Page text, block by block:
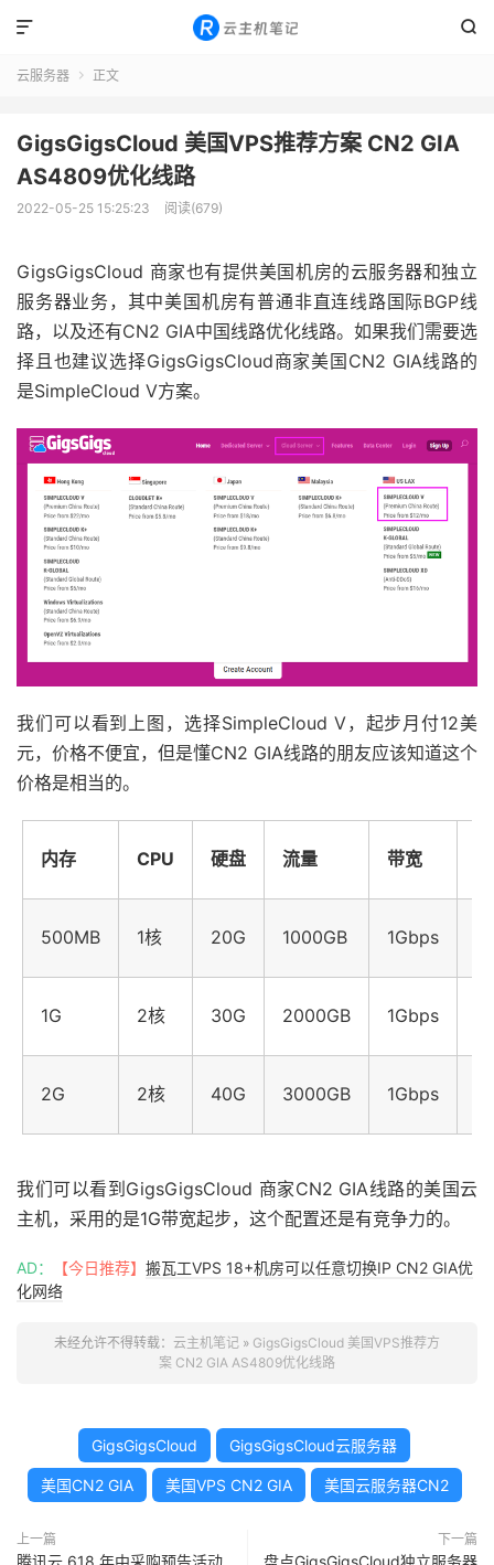


云服务器  正文
GigsGigsCloud 美国VPS推荐方案 CN2 GIA
AS4809优化线路
2022-05-25 15:25:23 阅读(679)
GigsGigsCloud 商家也有提供美国机房的云服务器和独立
服务器业务，其中美国机房有普通非直连线路国际BGP线
路，以及还有CN2 GIA中国线路优化线路。如果我们需要选
择且也建议选择GigsGigsCloud商家美国CN2 GIA线路的
是SimpleCloud V方案。
我们可以看到上图，选择SimpleCloud V，起步月付12美
元，价格不便宜，但是懂CN2 GIA线路的朋友应该知道这个
价格是相当的。
内存 CPU 硬盘 流量 带宽
500MB 1核 20G 1000GB 1Gbps
1G 2核 30G 2000GB 1Gbps
2G 2核 40G 3000GB 1Gbps
我们可以看到GigsGigsCloud 商家CN2 GIA线路的美国云
主机，采用的是1G带宽起步，这个配置还是有竞争力的。
AD： 【今日推荐】 搬瓦工VPS 18+机房可以任意切换IP CN2 GIA优
化网络
未经允许不得转载： 云主机笔记 » GigsGigsCloud 美国VPS推荐方
案 CN2 GIA AS4809优化线路
GigsGigsCloud GigsGigsCloud云服务器
美国CN2 GIA 美国VPS CN2 GIA 美国云服务器CN2
上一篇
腾讯云 618 年中采购预告活动
下一篇
盘点GigsGigsCloud独立服务器